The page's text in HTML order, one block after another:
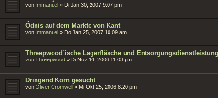
von Immanuel » Di Jan 30, 2007 9:07 pm
Ödnis auf dem Markte von Kant
von Immanuel » Do Jan 25, 2007 10:09 am
Threepwood`ische Lagerfläsche und Entsorgungsdienstleistung
von Threepwood » Di Nov 14, 2006 11:03 pm
Dringend Korn gesucht
von Oliver Cromwell » Mi Okt 25, 2006 8:20 pm